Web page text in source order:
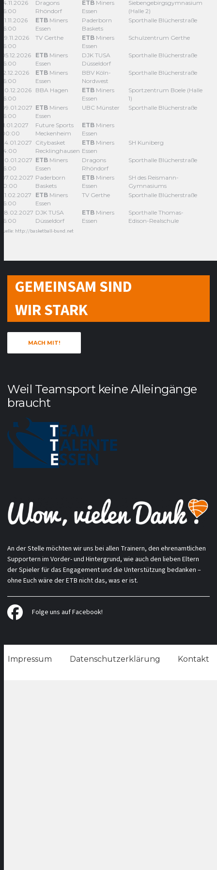
14.11.2026
16:00
Dragons
Rhöndorf
ETBMiners
Essen
Siebengebirgsgymnasium
(Halle 2)
21.11.2026
16:00
ETBMiners
Essen
Paderborn
Baskets
Sporthalle Blücherstraße
29.11.2026
16:00
TV Gerthe ETBMiners
Essen
Schulzentrum Gerthe
05.12.2026
16:00
ETBMiners
Essen
DJK TUSA
Düsseldorf
Sporthalle Blücherstraße
12.12.2026
16:00
ETBMiners
Essen
BBV Köln-
Nordwest
Sporthalle Blücherstraße
20.12.2026
16:00
BBA Hagen ETBMiners
Essen
Sportzentrum Boele (Halle
1)
09.01.2027
16:00
ETBMiners
Essen
UBC Münster Sporthalle Blücherstraße
11.01.2027
00:00
Future Sports
Meckenheim
ETBMiners
Essen
24.01.2027
14:00
Citybasket
Recklinghausen
ETBMiners
Essen
SH Kuniberg
30.01.2027
16:00
ETBMiners
Essen
Dragons
Rhöndorf
Sporthalle Blücherstraße
07.02.2027
10:00
Paderborn
Baskets
ETBMiners
Essen
SH des Reismann-
Gymnasiums
21.02.2027
16:00
ETBMiners
Essen
TV Gerthe Sporthalle Blücherstraße
28.02.2027
16:00
DJK TUSA
Düsseldorf
ETBMiners
Essen
Sporthalle Thomas-
Edison-Realschule
Quelle: http://basketball-bund.net
GEMEINSAM SIND
WIR STARK
MACH MIT!
Weil Teamsport keine Alleingänge
braucht
An der Stelle möchten wir uns bei allen Trainern, den ehrenamtlichen
Supportern im Vorder- und Hintergrund, wie auch den lieben Eltern
der Spieler für das Engagement und die Unterstützung bedanken –
ohne Euch wäre der ETB nicht das, was er ist.
Folge uns auf Facebook!
Impressum Datenschutzerklärung Kontakt